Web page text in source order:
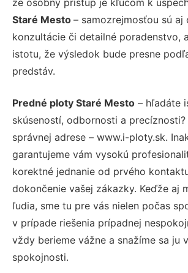
Staré Mesto – samozrejmosťou sú aj
konzultácie či detailné poradenstvo,
istotu, že výsledok bude presne
predstáv.
Predné ploty Staré Mesto – hľadáte
skúseností, odbornosti a
správnej adrese – www.i-ploty.sk.
garantujeme vám vysokú
korektné jednanie od prvého
dokončenie vašej zákazky. Keďže aj
ľudia, sme tu pre vás nielen počas
v prípade riešenia prípadnej
vždy berieme vážne a snažíme sa ju
spokojnosti.